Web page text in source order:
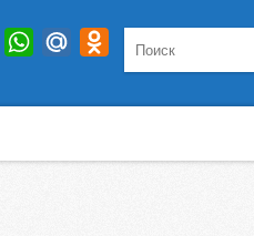
VK WhatsAppMail.RuOdnoklassniki